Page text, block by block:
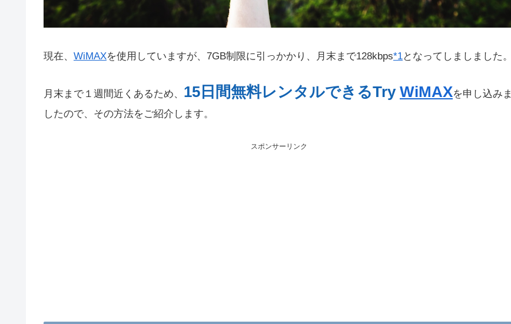
現在、 WiMAXを使用していますが、7GB制限に引っかかり、月末まで128kbps*1となってしましました。
月末まで１週間近くあるため、 15日間無料レンタルできるTry WiMAXを申し込みま
したので、その方法をご紹介します。
スポンサーリンク